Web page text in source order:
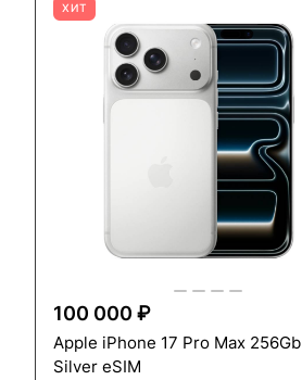
ХИТ
100 000 ₽
Apple iPhone 17 Pro Max 256Gb
Silver eSIM